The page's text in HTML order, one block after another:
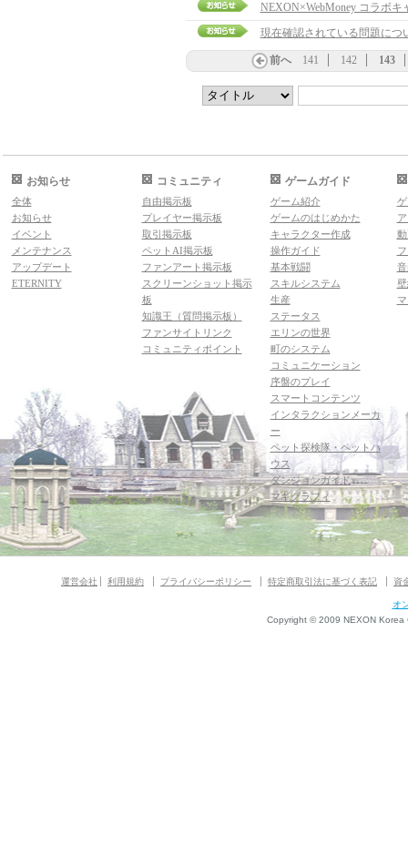
NEXON×WebMoney コラボ
現在確認されている問題につ
前へ 141 142 143
お知らせ
全体
お知らせ
イベント
メンテナンス
アップデート
ETERNITY
コミュニティ
自由掲示板
プレイヤー掲示板
取引掲示板
ペットAI掲示板
ファンアート掲示板
スクリーンショット掲示
板
知識王（質問掲示板）
ファンサイトリンク
コミュニティポイント
ゲームガイド
ゲーム紹介
ゲームのはじめかた
キャラクター作成
操作ガイド
基本戦闘
スキルシステム
生産
ステータス
エリンの世界
町のシステム
コミュニケーション
序盤のプレイ
スマートコンテンツ
インタラクションメーカ
ー
ペット探検隊・ペットハ
ウス
ダンジョンガイド
マギグラフィ
運営会社 利用規約 プライバシーポリシー 特定商取引法に基づく表記 資
オ
Copyright © 2009 NEXON Korea